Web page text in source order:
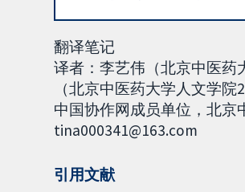
翻译笔记
译者：李艺伟（北京中医药
（北京中医药大学人文学
中国协作网成员单位，北京
tina000341@163.com
引用文献